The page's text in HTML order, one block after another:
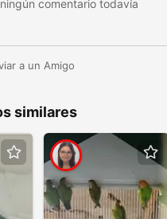
comentario todavía
a un Amigo
similares